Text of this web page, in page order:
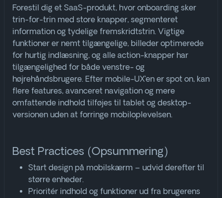
Forestil dig et SaaS-produkt, hvor onboarding sker
trin-for-trin med store knapper, segmenteret
information og tydelige fremskridtstrin. Vigtige
funktioner er nemt tilgængelige, billeder optimerede
for hurtig indlæsning, og alle action-knapper har
tilgængelighed for både venstre- og
højrehåndsbrugere. Efter mobile-UX’en er spot on, kan
flere features, avanceret navigation og mere
omfattende indhold tilføjes til tablet og desktop-
versionen uden at forringe mobiloplevelsen.
Best Practices (Opsummering)
Start design på mobilskærm – udvid derefter til
større enheder.
Prioritér indhold og funktioner ud fra brugerens